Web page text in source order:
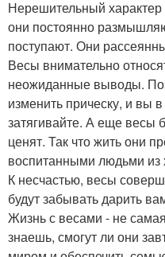
Нерешительный характер
они постоянно
поступают. Они
Весы внимательно
неожиданные выводы.
изменить прическу, и вы
затягивайте. А еще весы
ценят. Так что жить они
воспитанными людьми
К несчастью, весы
будут забывать дарить
Жизнь с весами - не
знаешь, смогут ли они